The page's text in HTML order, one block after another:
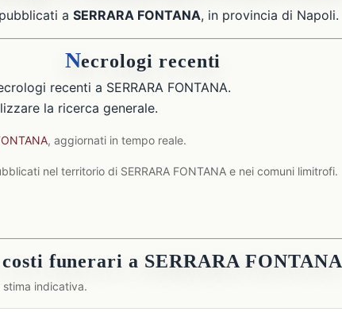
a SERRARA FONTANA, in provincia di Napoli.
Necrologi recenti
recenti a SERRARA FONTANA.
la ricerca generale.
, aggiornati in tempo reale.
nel territorio di SERRARA FONTANA e nei comuni limitrofi.
funerari a SERRARA FONTANA
indicativa.